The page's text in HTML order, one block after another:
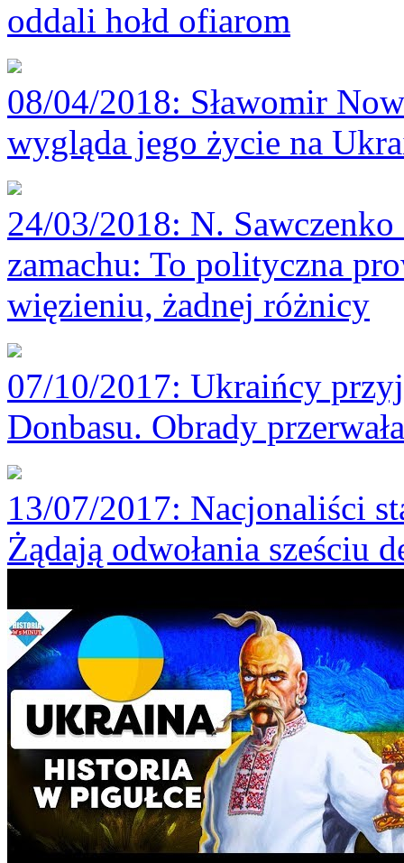
oddali hołd ofiarom
08/04/2018: Sławomir
wygląda jego życie na
24/03/2018: N.
zamachu: To polityczna
więzieniu, żadnej różnicy
07/10/2017: Ukraińcy
Donbasu. Obrady
13/07/2017: Nacjonaliści
Żądają odwołania sześciu